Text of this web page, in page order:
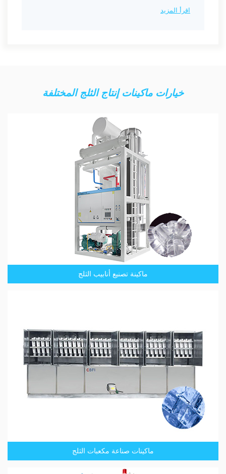
اقرأ المزيد
خيارات ماكينات إنتاج الثلج المختلفة
ماكينة تصنيع أنابيب الثلج
ماكينات صناعة مكعبات الثلج